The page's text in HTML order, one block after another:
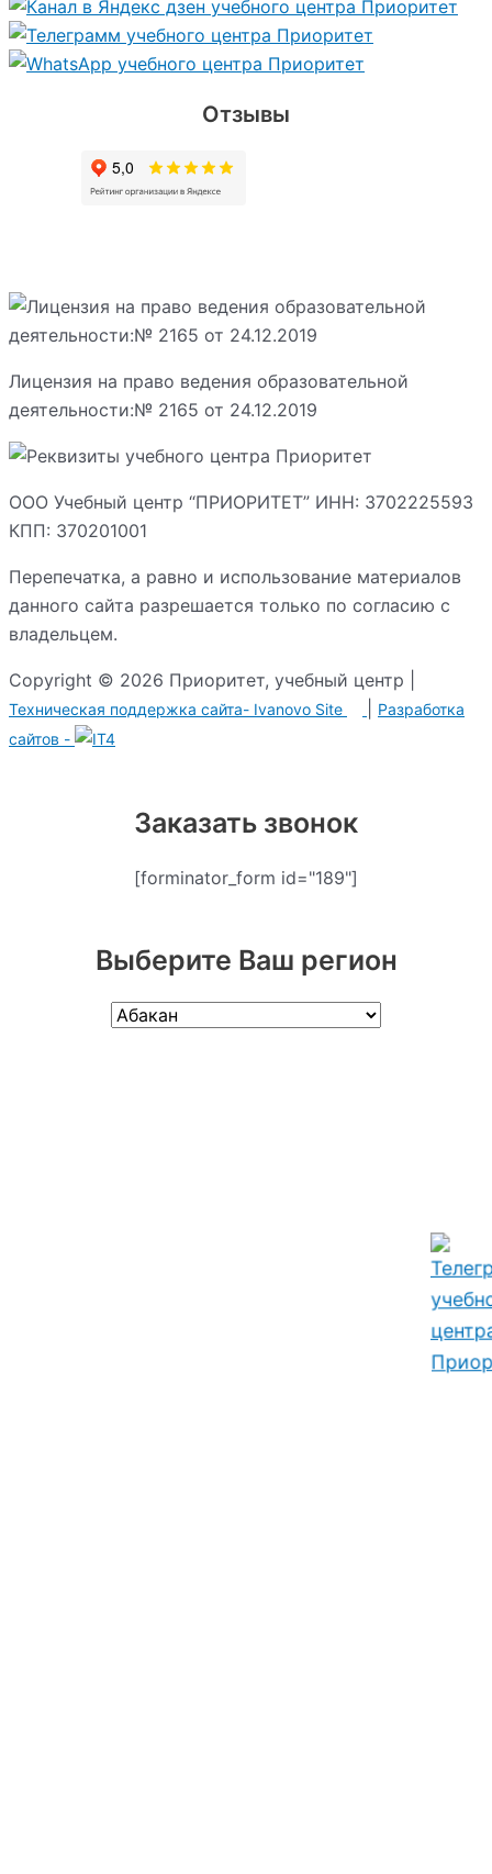
Отзывы
Лицензия на право ведения образовательной
деятельности:№ 2165 от 24.12.2019
ООО Учебный центр “ПРИОРИТЕТ” ИНН: 3702225593
КПП: 370201001
Перепечатка, а равно и использование материалов
данного сайта разрешается только по согласию с
владельцем.
Copyright © 2026 Приоритет, учебный центр |
Техническая поддержка сайта- Ivanovo Site
Разработка
сайтов -
Заказать звонок
[forminator_form id="189"]
Выберите Ваш регион